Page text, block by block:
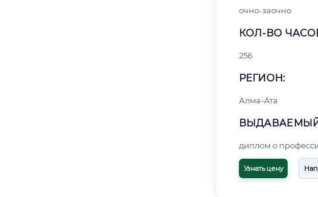
очно-заочно
КОЛ-ВО
256
РЕГИОН:
Алма-Ата
диплом о
Узнать цену